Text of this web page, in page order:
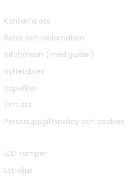
Kontakta oss
Retur och reklamation
Infohörnan (med guider)
Nyhetsbrev
Köpvillkor
Om oss
Personuppgiftspolicy och cookies
LED-ramper
Extraljus